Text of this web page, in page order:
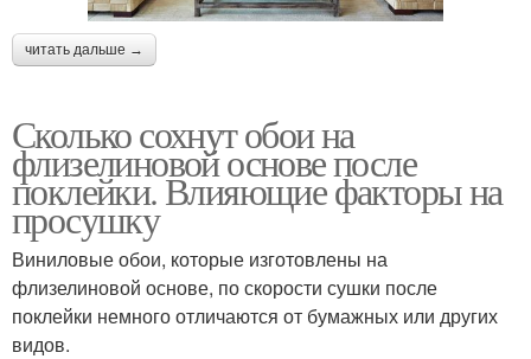
читать дальше →
Сколько сохнут обои на
флизелиновой основе после
поклейки. Влияющие факторы на
просушку
Виниловые обои, которые изготовлены на
флизелиновой основе, по скорости сушки после
поклейки немного отличаются от бумажных или других
видов.